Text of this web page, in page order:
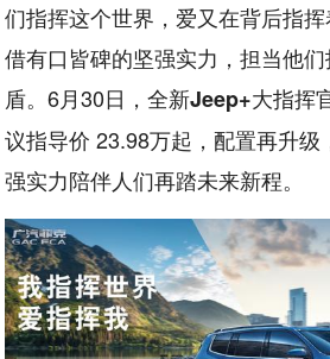
们指挥这个世界，爱又在背后指
借有口皆碑的坚强实力，担当他
盾。6月30日，全新Jeep+大指挥
议指导价 23.98万起，配置再升级
强实力陪伴人们再踏未来新程。